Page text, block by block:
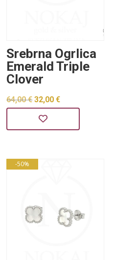
Srebrna Ogrlica
Emerald Triple
Clover
64,00€ Izvorna
cijena
bila
64,00 €.
32,00€
je:
-50%